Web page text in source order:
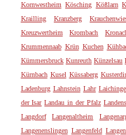
Kornwestheim Kösching Kößlarn
Krailling
Kranzberg
Kreuzwertheim
Krombach
Krummennaab Krün Kuchen
Kümmersbruck Kunreuth Künzelsau
Kürnbach Kusel Küssaberg
Ladenburg Lahnstein Lahr
der Isar Landau in der Pfalz
Langdorf
Langenaltheim
Langenenslingen Langenfeld